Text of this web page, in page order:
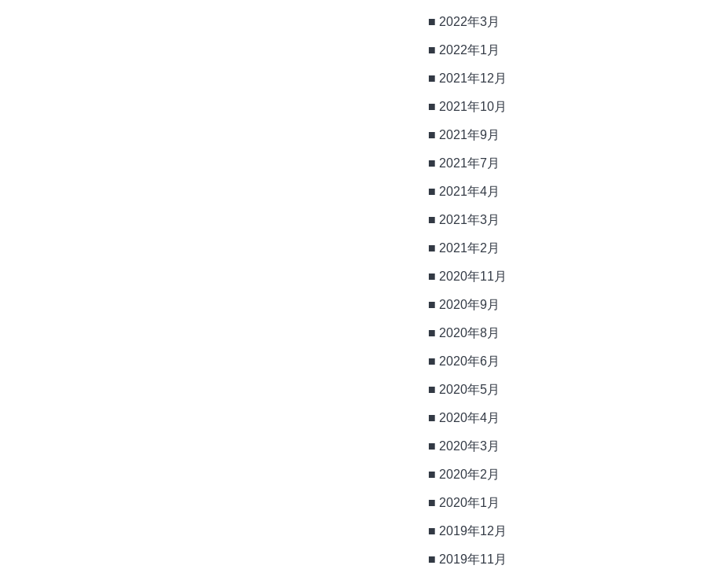
2022年3月
2022年1月
2021年12月
2021年10月
2021年9月
2021年7月
2021年4月
2021年3月
2021年2月
2020年11月
2020年9月
2020年8月
2020年6月
2020年5月
2020年4月
2020年3月
2020年2月
2020年1月
2019年12月
2019年11月